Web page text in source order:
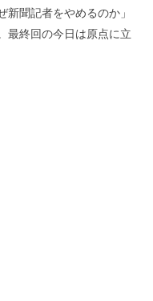
新聞記者をやめるのか」
最終回の今日は原点に立